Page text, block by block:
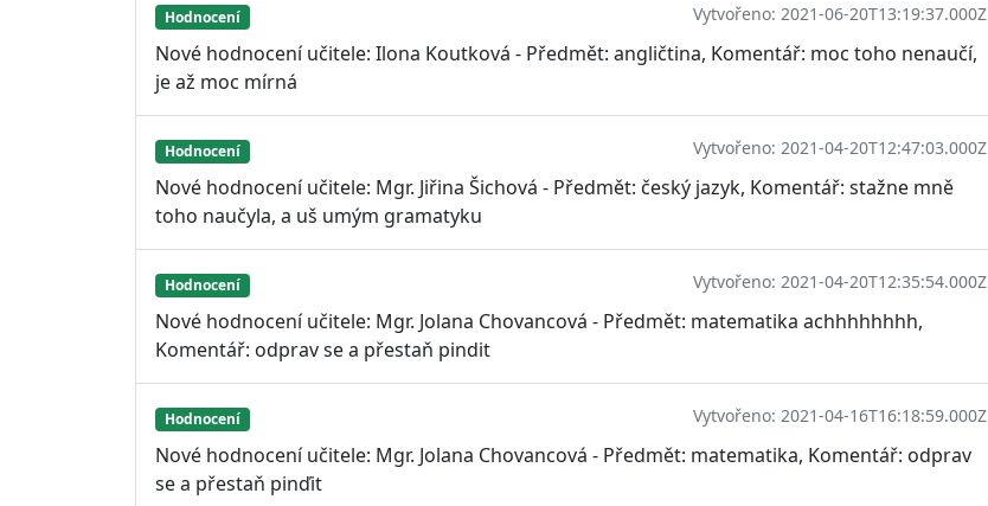
Hodnocení Vytvořeno: 2021-06-20T13:19:37.000Z
Nové hodnocení učitele: Ilona Koutková - Předmět: angličtina, Komentář: moc toho nenaučí,
je až moc mírná
Hodnocení Vytvořeno: 2021-04-20T12:47:03.000Z
Nové hodnocení učitele: Mgr. Jiřina Šichová - Předmět: český jazyk, Komentář: stažne mně
toho naučyla, a uš umým gramatyku
Hodnocení Vytvořeno: 2021-04-20T12:35:54.000Z
Nové hodnocení učitele: Mgr. Jolana Chovancová - Předmět: matematika achhhhhhhh,
Komentář: odprav se a přestaň pindit
Hodnocení Vytvořeno: 2021-04-16T16:18:59.000Z
Nové hodnocení učitele: Mgr. Jolana Chovancová - Předmět: matematika, Komentář: odprav
se a přestaň pinďit